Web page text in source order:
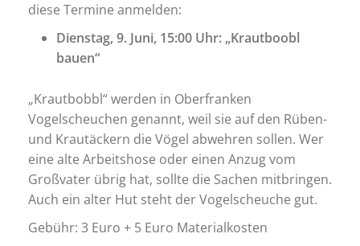
diese Termine anmelden:
Dienstag, 9. Juni, 15:00 Uhr: „Krautboobl
bauen“
„Krautbobbl“ werden in Oberfranken
Vogelscheuchen genannt, weil sie auf den Rüben-
und Krautäckern die Vögel abwehren sollen. Wer
eine alte Arbeitshose oder einen Anzug vom
Großvater übrig hat, sollte die Sachen mitbringen.
Auch ein alter Hut steht der Vogelscheuche gut.
Gebühr: 3 Euro + 5 Euro Materialkosten